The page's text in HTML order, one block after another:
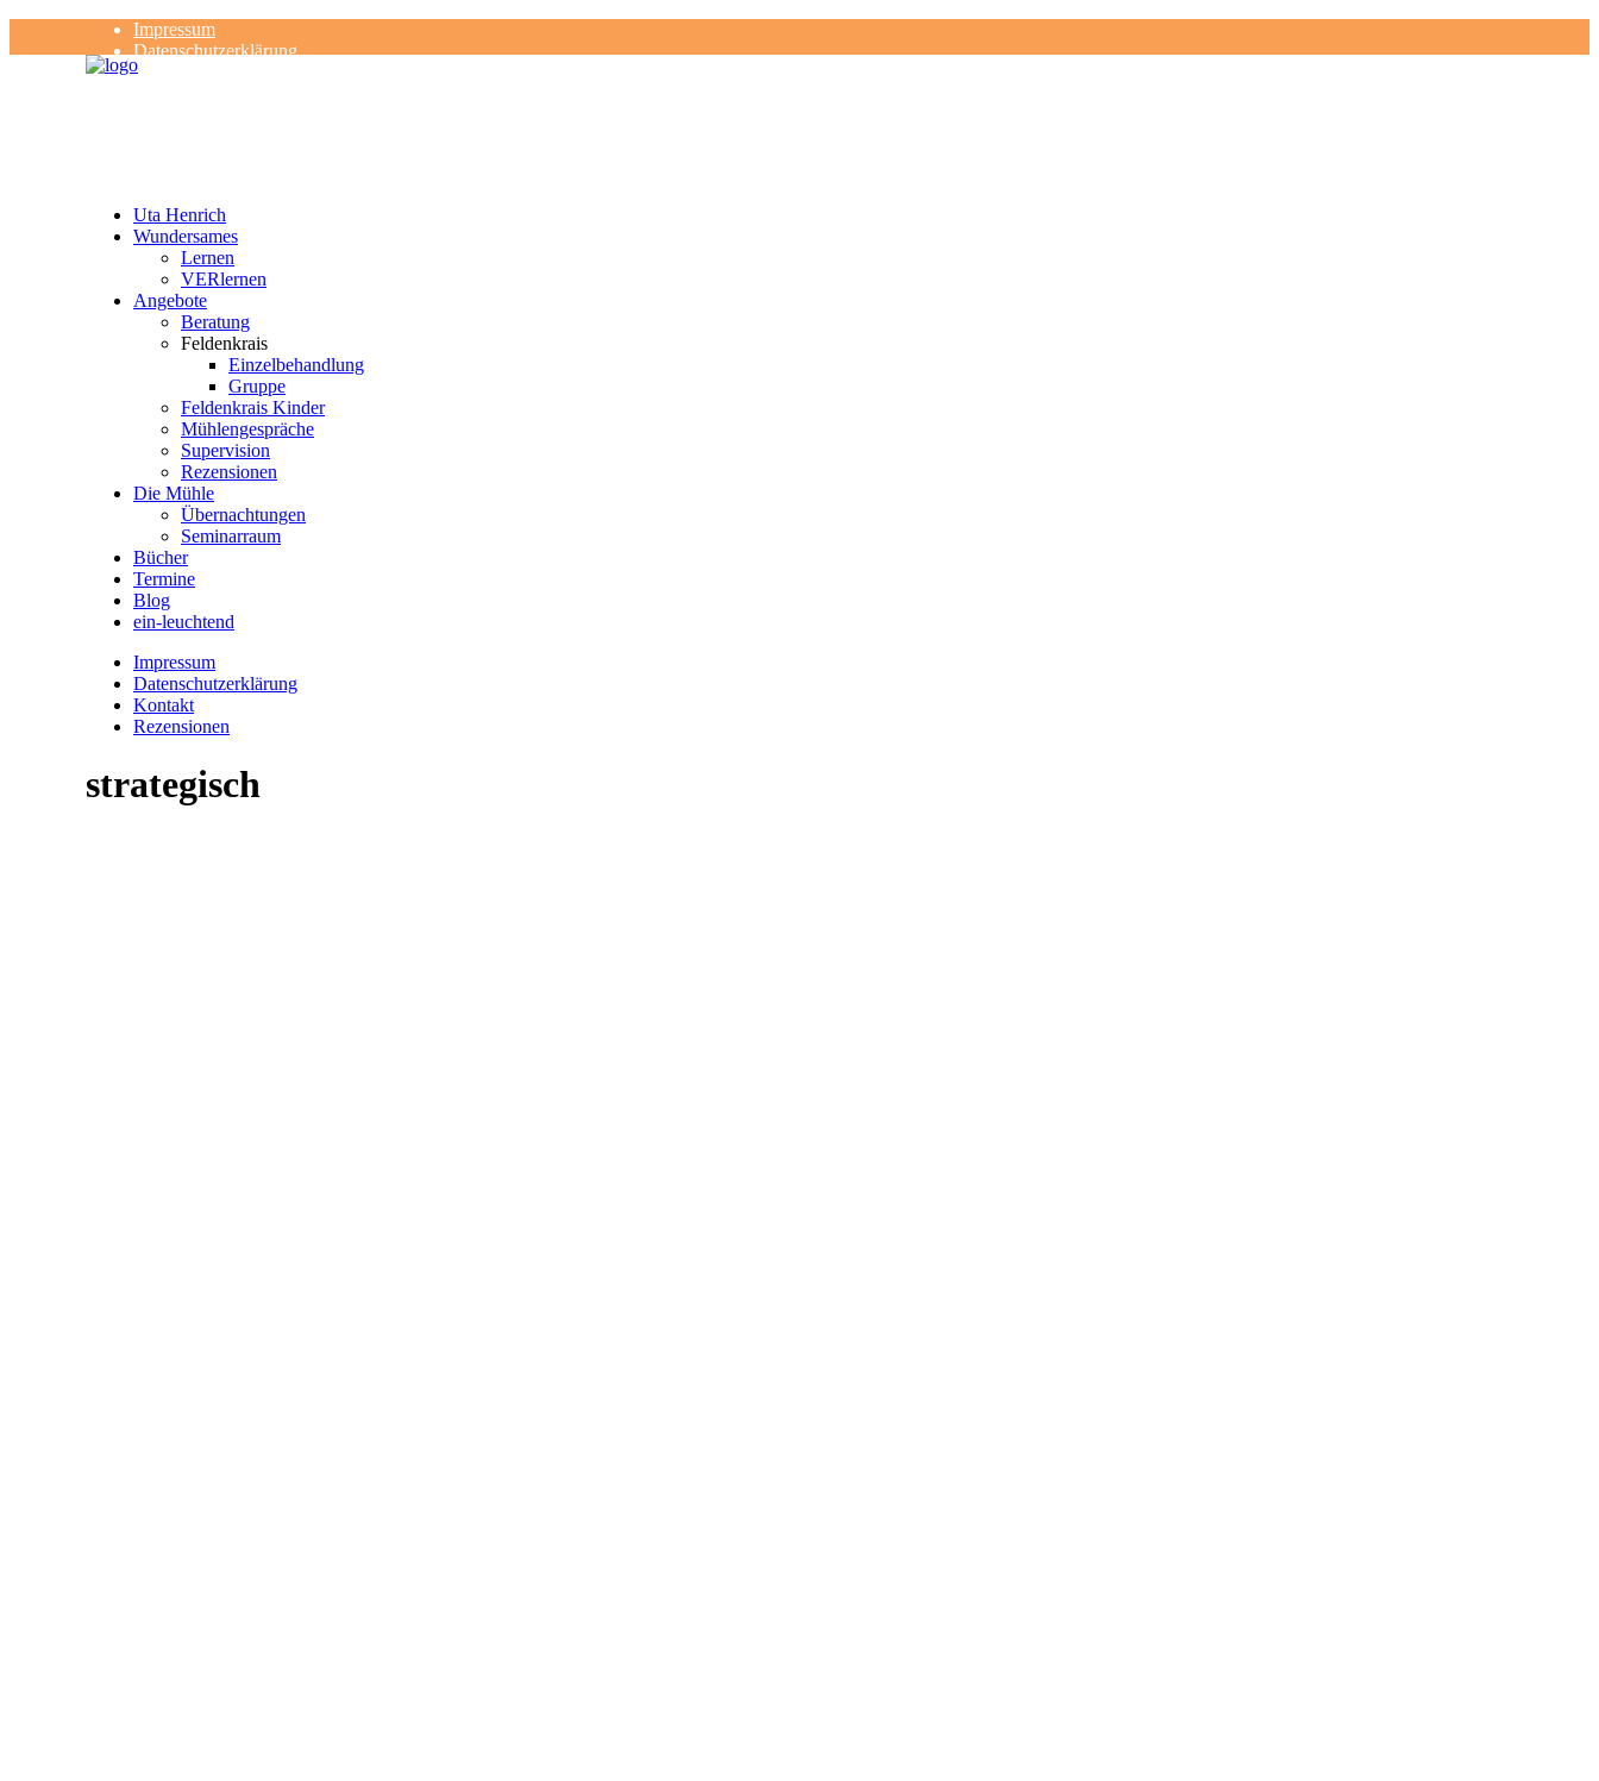
Impressum
Datenschutzerklärung
Kontakt
Uta Henrich
Wundersames
Lernen
VERlernen
Angebote
Beratung
Feldenkrais
Einzelbehandlung
Gruppe
Feldenkrais Kinder
Mühlengespräche
Supervision
Rezensionen
Die Mühle
Übernachtungen
Seminarraum
Bücher
Termine
Blog
ein-leuchtend
Impressum
Datenschutzerklärung
Kontakt
Rezensionen
strategisch